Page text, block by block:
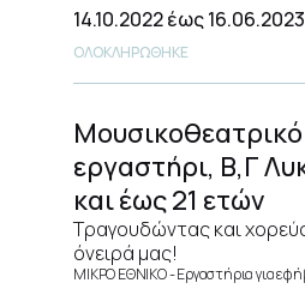
14.10.2022έως 16.06.2023
ΟΛΟΚΛΗΡΩΘΗΚΕ
Μουσικοθεατρικό
εργαστήρι, Β,Γ
και έως 21 ετών
Τραγουδώντας και
όνειρά μας!
ΜΙΚΡΟ ΕΘΝΙΚΟ Εργαστήρια για